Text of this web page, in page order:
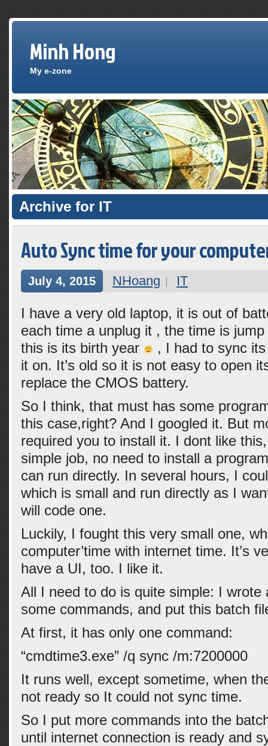
Minh Hong
My e-zone
Archive for IT
Auto Sync time for your
July 4, 2015 NHoang IT
I have a very old laptop, it is out of
each time a unplug it , the time is
this is its birth year
, I had to sync
it on. It’s old so it is not easy to open
replace the CMOS battery.
So I think, that must has some
this case,right? And I googled it. But
required you to install it. I dont like
simple job, no need to install a
can run directly. In several hours, I
which is small and run directly as I
will code one.
Luckily, I fought this very small one,
computer’time with internet time. It’s
have a UI, too. I like it.
All I need to do is quite simple: I wrote
some commands, and put this batch
At first, it has only one command:
“cmdtime3.exe” /q sync /m:7200000
It runs well, except sometime, when
not ready so It could not sync time.
So I put more commands into the
until internet connection is ready and